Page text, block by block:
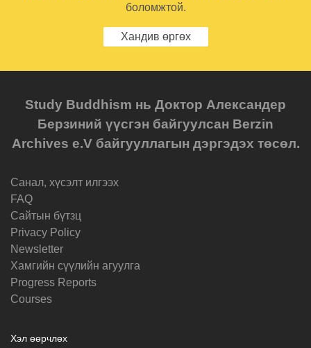
боломжтой.
Хандив өргөх
Study Buddhism нь Доктор Александер
Берзиний үүсгэн байгуулсан Berzin
Archives e.V байгууллагын дэргэдэх төсөл.
Санал, хүсэлт илгээх
FAQ
Cайтын бүтзц
Privacy Policy
Newsletter
Хамгийн сүүлийн агуулга
Progress Reports
Courses
Хэл өөрчлөх